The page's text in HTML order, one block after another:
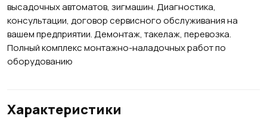
высадочных автоматов, зигмашин. Диагностика,
консультации, договор сервисного обслуживания на
вашем предприятии. Демонтаж, такелаж, перевозка.
Полный комплекс монтажно-наладочных работ по
оборудованию
Характеристики